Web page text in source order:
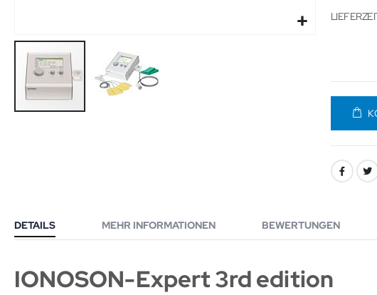
DETAILS
IONOSON-Expert 3rd edition
MEHR INFORMATIONEN BEWERTUNGEN